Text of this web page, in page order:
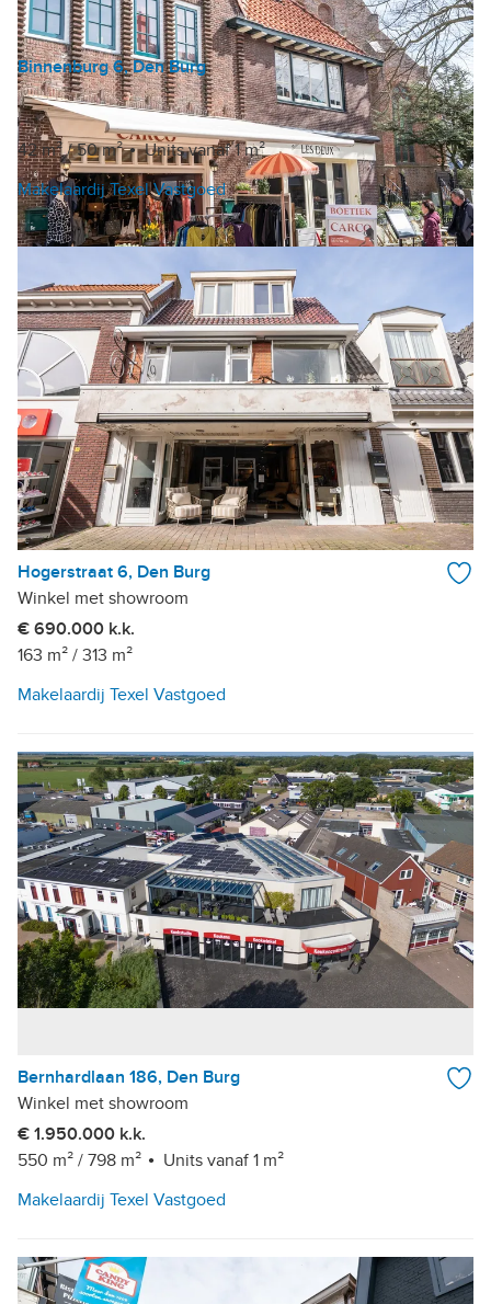
Binnenburg 6, Den Burg
Winkel
€ 303 /m²/jaar
42 m²/50 m²
Units vanaf 1 m²
Makelaardij Texel Vastgoed
Hogerstraat 6, Den Burg
Winkel met showroom
€ 690.000 k.k.
163 m² / 313 m²
Makelaardij Texel Vastgoed
Bernhardlaan 186, Den Burg
Winkel met showroom
€ 1.950.000 k.k.
550 m² / 798 m²
Units vanaf 1 m²
Makelaardij Texel Vastgoed